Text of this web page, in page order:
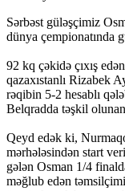
Sərbəst güləşçimiz
dünya çempionatında
92 kq çəkidə çıxış
qazaxıstanlı Rizabek
rəqibin 5-2 hesablı
Belqradda təşkil
Qeyd edək ki,
mərhələsindən start
gələn Osman 1/4
məğlub edən